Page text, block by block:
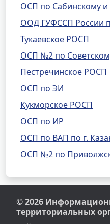
ОСП по Сабинскому
ООД ГУФССП России
Тукаевское РОСП
ОСП №2 по
Пестречинское РОСП
ОСП по ЭИ
Кукморское РОСП
ОСП по ИР
ОСП по ВАП по г.
ОСП №2 по
© 2026
территориальных